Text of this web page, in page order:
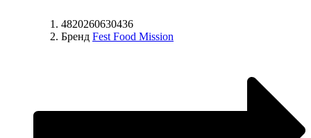
4820260630436
Бренд Fest Food Mission